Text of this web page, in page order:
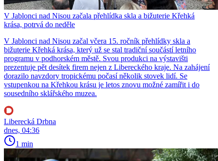
V Jablonci nad Nisou začala přehlídka skla a bižuterie Křehká
krása, potrvá do neděle
V Jablonci nad Nisou začal včera 15. ročník přehlídky skla a
bižuterie Křehká krása, který už se stal tradiční součástí letního
programu v podhorském městě. Svou produkci na výstavišti
prezentuje pět desítek firem nejen z Libereckého kraje. Na zahájení
dorazilo navzdory tropickému počasí několik stovek lidí. Se
vstupenkou na Křehkou krásu je letos znovu možné zamířit i do
sousedního sklářského muzea.
Liberecká Drbna
dnes, 04:36
1 min